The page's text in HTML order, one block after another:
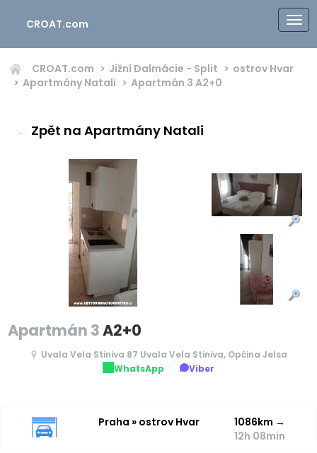
CROAT.com
CROAT.com Jižní Dalmácie - Split
ostrov Hvar
Apartmány Natali
Apartmán 3 A2+0
← Zpět na Apartmány Natali
Apartmán 3A2+0
Uvala Vela Stiniva 87 Uvala Vela Stiniva, Općina Jelsa
WhatsApp
Viber
Praha » ostrov Hvar 1086km →
12h 08min